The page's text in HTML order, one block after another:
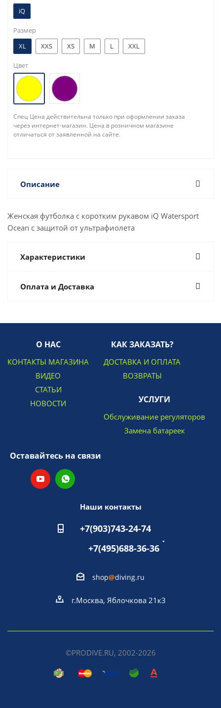
iQ
Размер
XL
XXS XS M L XXL
Цвет
Спец Цена действительна только при оформлении заказа
через интернет-магазин. Цена в розничном магазине
отличаться от заявленной на сайте.
Описание
Женская футболка с коротким рукавом iQ Watersport
Ocean с защитой от ультрафиолета
Характеристики
Оплата и Доставка
О НАС
КОНТАКТЫ МАГАЗИНА
ВИДЕО
СТАТЬИ
НОВОСТИ
КАК ЗАКАЗАТЬ?
ДОСТАВКА И ОПЛАТА
ВОЗВРАТЫ
УСЛУГИ
Обслуживание регуляторов
Замена батареек
Оставайтесь на связи
Наши контакты
+7(903)743-24-74
+7(495)688-36-36
shop@diving.ru
г.Москва, Яблочкова 21к3
©PRODIVE.RU, 2002-2026